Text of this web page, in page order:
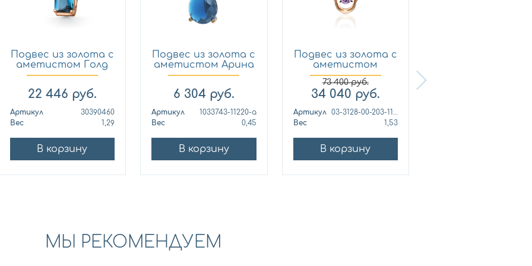
Подвес из золота с
аметистом Голд
Стр...
22 446 руб.
Артикул
30390460
Вес
1,29
В корзину
Подвес из золота с
аметистом Арина
10...
6 304 руб.
Артикул
1033743-11220-a
Вес
0,45
В корзину
Подвес из золота с
аметистом
Платина ...
73 400руб.
34 040 руб.
Артикул
Вес
1,53
В корзину
МЫ РЕКОМЕНДУЕМ